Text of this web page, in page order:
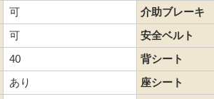
可
介助ブレーキ
可
安全ベルト
40
背シート
あり
座シート